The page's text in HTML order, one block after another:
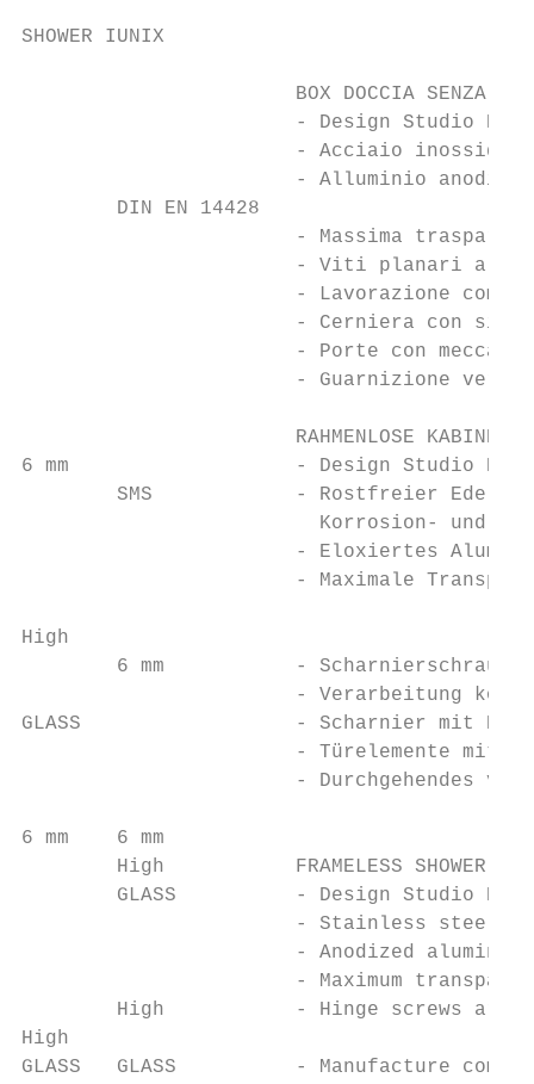
SHOWER IUNIX
BOX DOCCIA SENZA
- Design Studio
- Acciaio
- Alluminio
        DIN EN 14428
- Massima
- Viti planari
- Lavorazione
- Cerniera con
- Porte con
- Guarnizione
                       RAHMENLOSE KABINEN
6 mm                   - Design Studio
SMS            - Rostfreier
Korrosion- und
- Eloxiertes
- Maximale
High
6 mm           -
- Verarbeitung
GLASS                  - Scharnier mit
- Türelemente mit
- Durchgehendes
6 mm    6 mm
High           FRAMELESS SHOWER
GLASS          - Design Studio
- Stainless steel
- Anodized
- Maximum
High           - Hinge screws are
High
GLASS   GLASS          - Manufacture